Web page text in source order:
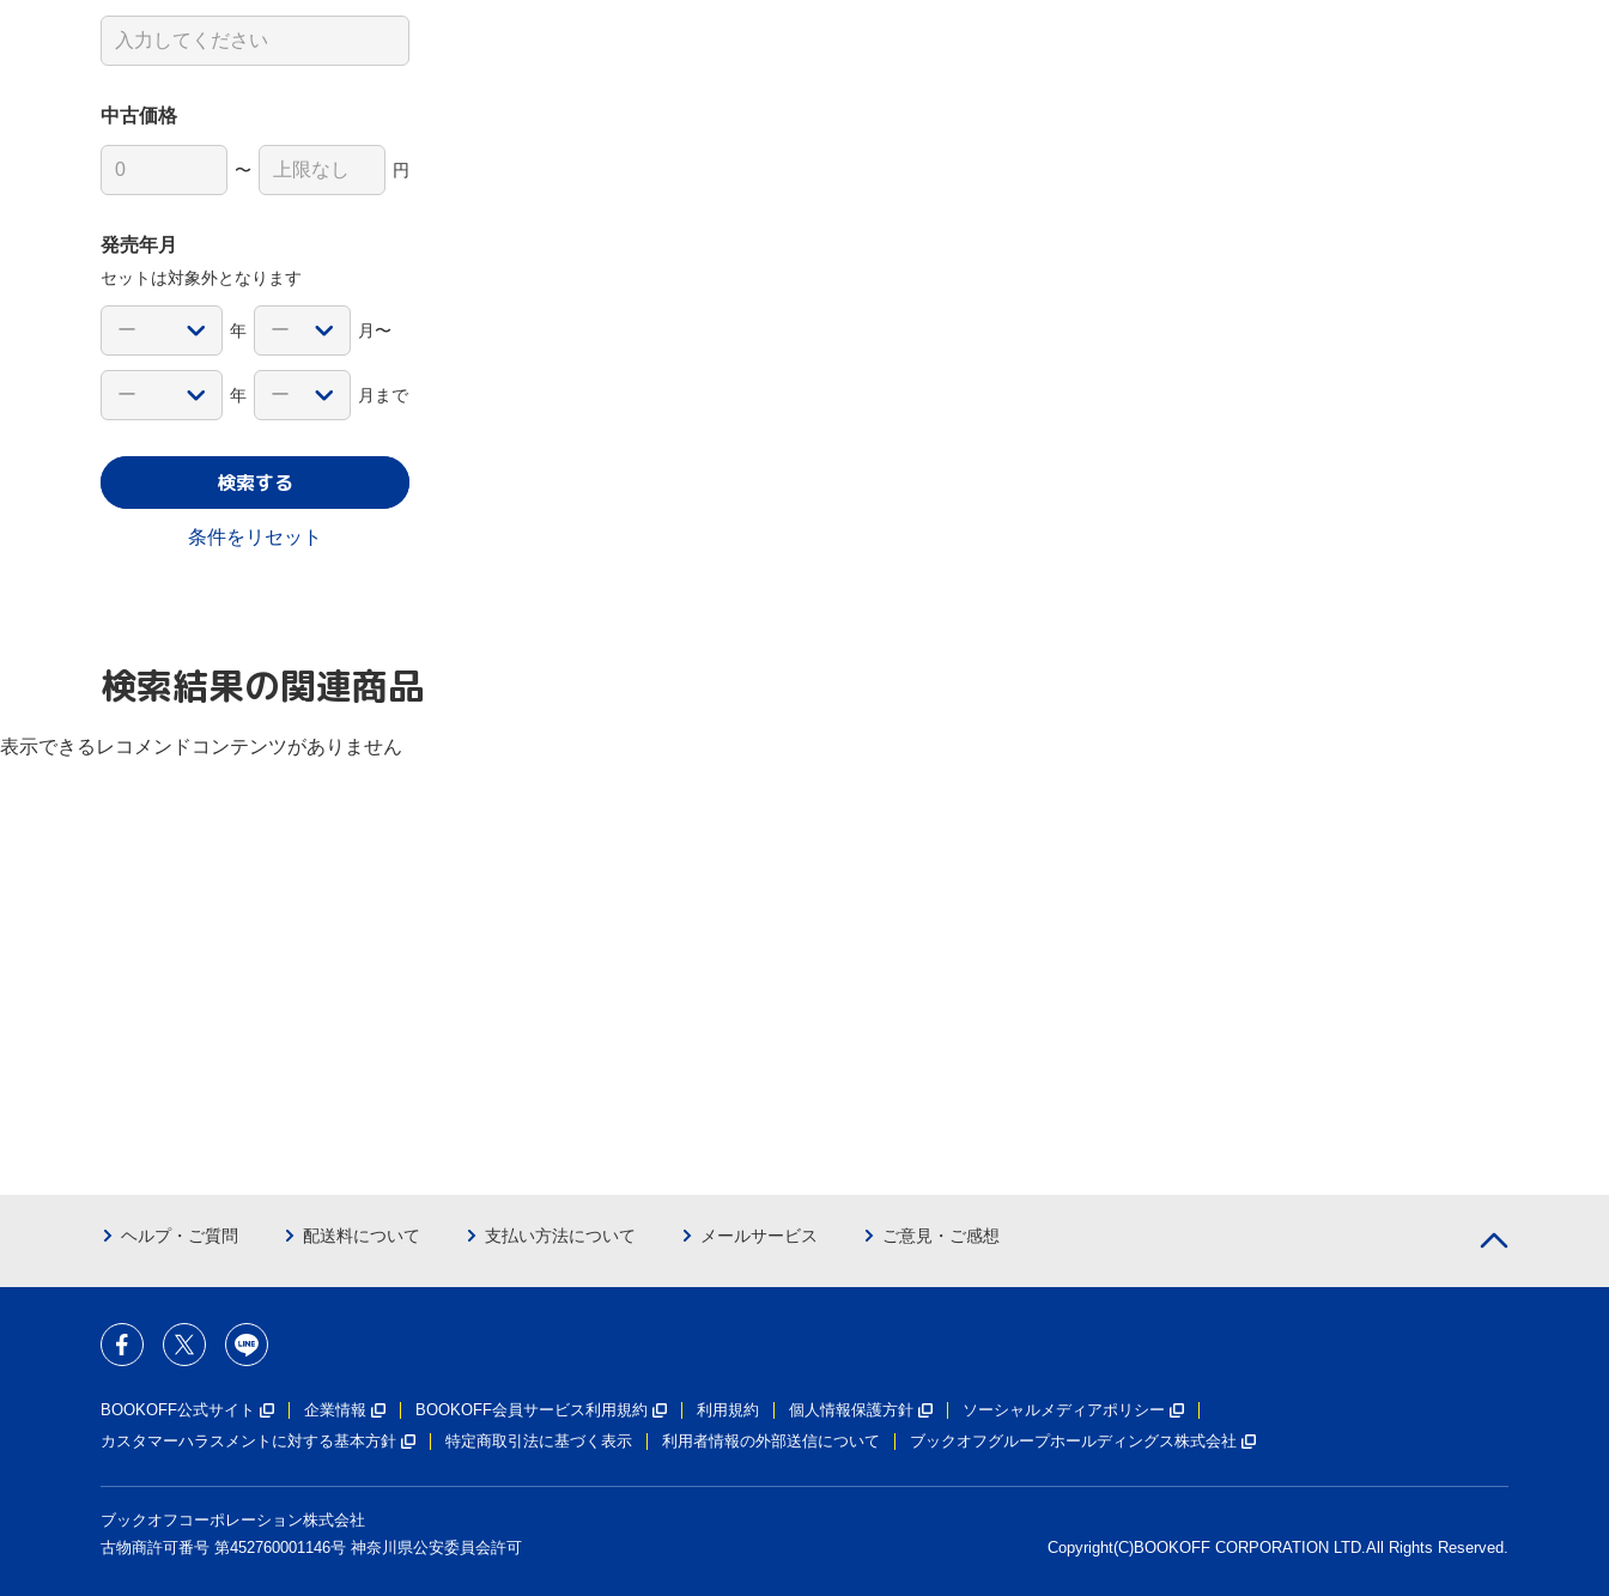
中古価格
〜 円
発売年月
セットは対象外となります
年 月〜
年 月まで
検索する
条件をリセット
検索結果の関連商品
表示できるレコメンドコンテンツがありません
ヘルプ・ご質問 配送料について 支払い方法について メールサービス ご意見・ご感想
BOOKOFF公式サイト 企業情報 BOOKOFF会員サービス利用規約 利用規約 個人情報保護方針
ソーシャルメディアポリシー
カスタマーハラスメントに対する基本方針
特定商取引法に基づく表示 利用者情報の外部送信について ブックオフグループホールディングス株式会社
ブックオフコーポレーション株式会社
古物商許可番号 第452760001146号 神奈川県公安委員会許可
Copyright(C)BOOKOFF CORPORATION LTD.All Rights Reserved.